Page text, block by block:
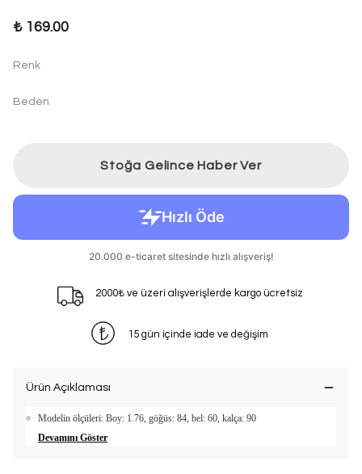
₺ 169.00
Renk
Beden
Stoğa Gelince Haber Ver
2000₺ ve üzeri alışverişlerde kargo ücretsiz
15 gün içinde iade ve değişim
Ürün Açıklaması
Modelin ölçüleri: Boy: 1.76, göğüs: 84, bel: 60, kalça: 90
Devamını Göster